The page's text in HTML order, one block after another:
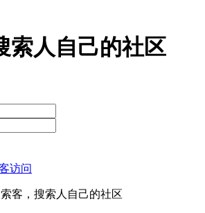
索人自己的社区
访问
客，搜索人自己的社区